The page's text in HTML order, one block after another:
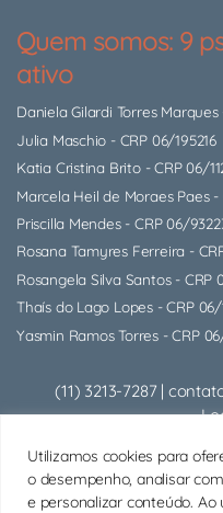
Utilizamos cookies para
o desempenho, analisar
e personalizar conteúdo.
Quem somos: 9
ativo
Daniela Gilardi Torres Marques
Julia Maschio - CRP 06/195216
Katia Cristina Brito- CRP 06/
Marcela Heil de Moraes Paes-
Priscilla Mendes- CRP 06/
Rosana Tamyres Ferreira -
Rosangela Silva Santos- CRP
Thaís do Lago Lopes - CRP
Yasmin Ramos Torres - CRP
(11) 3213-7287 |
Psicólogo Presencial:
714 - Brooklin (Próx.
Psicólogo Online:Sessões